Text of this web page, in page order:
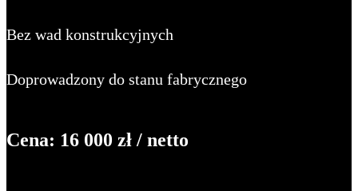
Bez wad konstrukcyjnych
Doprowadzony do stanu fabrycznego
Cena: 16 000 zł / netto